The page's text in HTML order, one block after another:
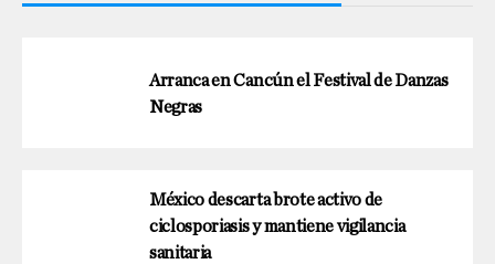
Arranca en Cancún el Festival de Danzas
Negras
México descarta brote activo de
ciclosporiasis y mantiene vigilancia
sanitaria